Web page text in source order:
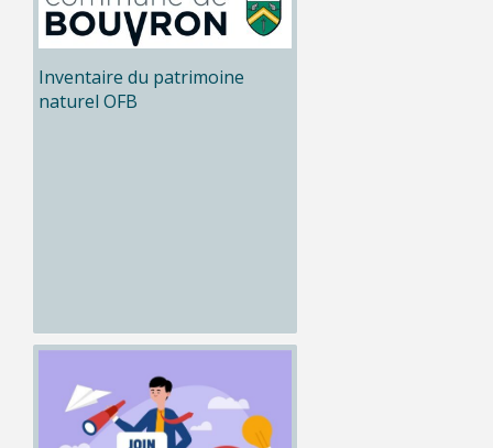
Inventaire du patrimoine
naturel OFB